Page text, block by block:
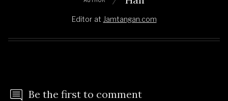
Editor at Jamtangan.com
Be the first to comment